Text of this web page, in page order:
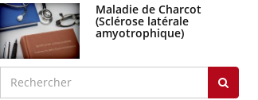
Maladie de Charcot
(Sclérose latérale
amyotrophique)